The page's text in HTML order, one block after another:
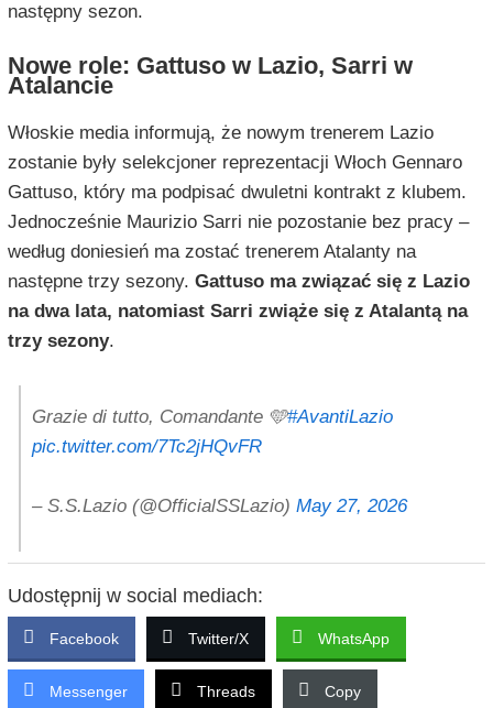
następny sezon.
Nowe role: Gattuso w Lazio, Sarri w
Atalancie
Włoskie media informują, że nowym trenerem Lazio
zostanie były selekcjoner reprezentacji Włoch Gennaro
Gattuso, który ma podpisać dwuletni kontrakt z klubem.
Jednocześnie Maurizio Sarri nie pozostanie bez pracy –
według doniesień ma zostać trenerem Atalanty na
następne trzy sezony. Gattuso ma związać się z Lazio
na dwa lata, natomiast Sarri zwiąże się z Atalantą na
trzy sezony.
Grazie di tutto, Comandante 🩵#AvantiLazio
pic.twitter.com/7Tc2jHQvFR
– S.S.Lazio (@OfficialSSLazio) May 27, 2026
Udostępnij w social mediach:
Facebook Twitter/X WhatsApp
Messenger Threads Copy